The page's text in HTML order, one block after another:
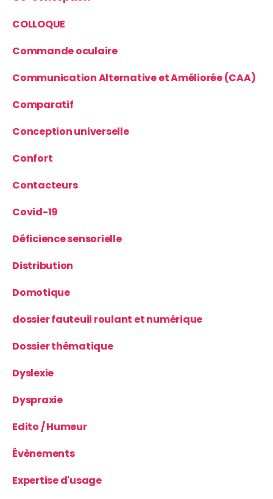
COLLOQUE
Commande oculaire
Communication Alternative et Améliorée (CAA)
Comparatif
Conception universelle
Confort
Contacteurs
Covid-19
Déficience sensorielle
Distribution
Domotique
dossier fauteuil roulant et numérique
Dossier thématique
Dyslexie
Dyspraxie
Edito / Humeur
Évènements
Expertise d'usage